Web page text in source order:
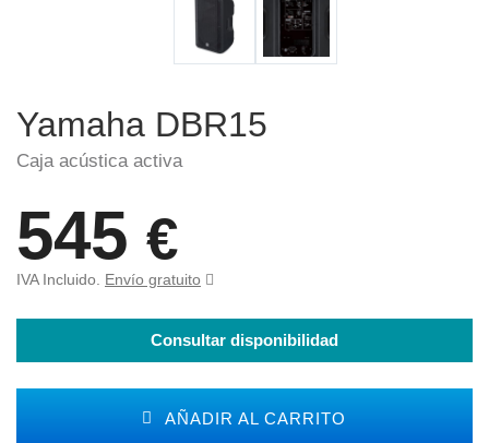
Yamaha DBR15
Caja acústica activa
545 €
IVA Incluido. Envío gratuito
Consultar disponibilidad
AÑADIR AL CARRITO